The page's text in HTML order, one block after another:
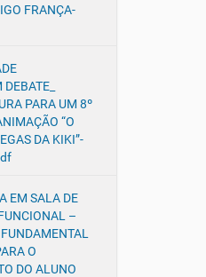
FRANÇA-
PARA UM 8º
“O
DA KIKI”-
EM SALA DE
–
O
DO ALUNO